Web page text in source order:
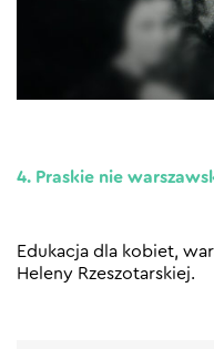
4. Praskie nie
Edukacja dla kobiet,
Heleny Rzeszotarskiej.